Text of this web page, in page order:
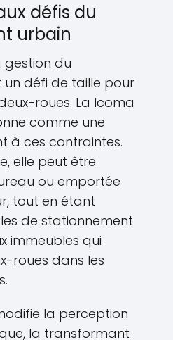
défis du
urbain
gestion du
défi de taille pour
roues. La Icoma
comme une
à ces contraintes.
elle peut être
ou emportée
tout en étant
de stationnement
immeubles qui
roues dans les
la perception
la transformant